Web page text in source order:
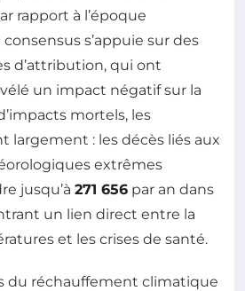
rapport à l’époque
s’appuie sur des
d’attribution, qui ont
un impact négatif sur la
mortels, les
largement : les décès liés aux
extrêmes
jusqu’à 271 656 par an dans
un lien direct entre la
et les crises de santé.
du réchauffement climatique